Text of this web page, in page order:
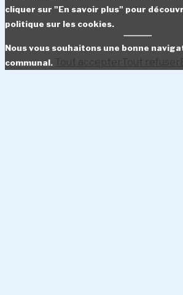
cliquer sur "En savoir plus" pour
politique sur les cookies.
Nous vous souhaitons une bonne
communal.